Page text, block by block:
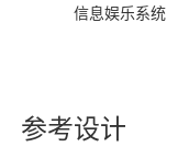
信息娱乐系统
参考设计